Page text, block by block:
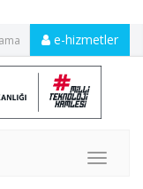
e-hizmetler
MENU